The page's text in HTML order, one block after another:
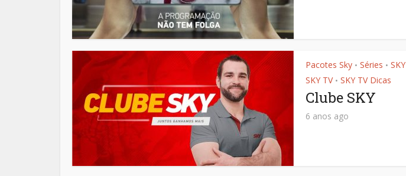
Pacotes Sky • Séries • SKY
SKY TV • SKY TV Dicas
Clube SKY
6 anos ago